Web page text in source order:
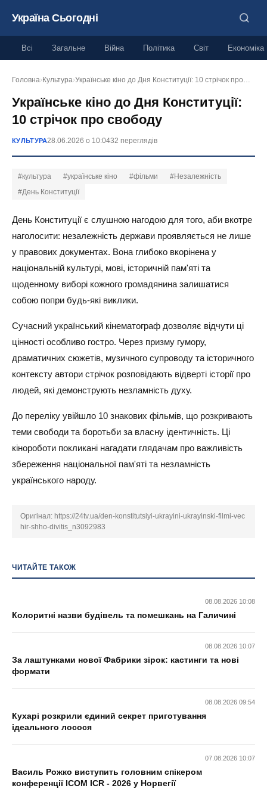
Україна Сьогодні
Всі Загальне Війна Політика Світ Економіка
Головна› Культура›Українське кіно до Дня Конституції: 10 стрічок про…
Українське кіно до Дня Конституції:
10 стрічок про свободу
КУЛЬТУРА28.06.2026 о 10:0432 переглядів
#культура #українське кіно #фільми
#Незалежність
#День Конституції
День Конституції є слушною нагодою для того, аби вкотре
наголосити: незалежність держави проявляється не лише
у правових документах. Вона глибоко вкорінена у
національній культурі, мові, історичній пам'яті та
щоденному виборі кожного громадянина залишатися
собою попри будь-які виклики.
Сучасний український кінематограф дозволяє відчути ці
цінності особливо гостро. Через призму гумору,
драматичних сюжетів, музичного супроводу та історичного
контексту автори стрічок розповідають відверті історії про
людей, які демонструють незламність духу.
До переліку увійшло 10 знакових фільмів, що розкривають
теми свободи та боротьби за власну ідентичність. Ці
кінороботи покликані нагадати глядачам про важливість
збереження національної пам'яті та незламність
українського народу.
Оригінал: https://24tv.ua/den-konstitutsiyi-ukrayini-ukrayinski-filmi-vec
hir-shho-divitis_n3092983
ЧИТАЙТЕ ТАКОЖ
08.08.2026 10:08
Колоритні назви будівель та помешкань на Галичині
08.08.2026 10:07
За лаштунками нової Фабрики зірок: кастинги та нові
формати
08.08.2026 09:54
Кухарі розкрили єдиний секрет приготування
ідеального лосося
07.08.2026 10:07
Василь Рожко виступить головним спікером
конференції ICOM ICR - 2026 у Норвегії